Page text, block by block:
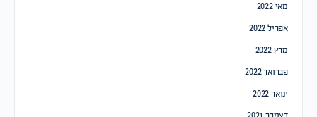
מאי 2022
אפריל 2022
מרץ 2022
פברואר 2022
ינואר 2022